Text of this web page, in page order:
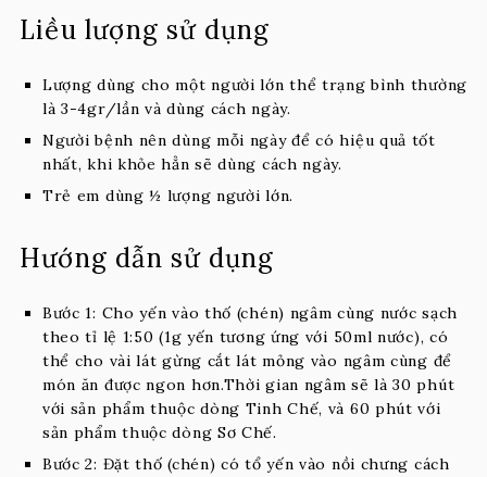
Liều lượng sử dụng
Lượng dùng cho một người lớn thể trạng bình thường
là 3-4gr/lần và dùng cách ngày.
Người bệnh nên dùng mỗi ngày để có hiệu quả tốt
nhất, khi khỏe hẳn sẽ dùng cách ngày.
Trẻ em dùng ½ lượng người lớn.
Hướng dẫn sử dụng
Bước 1: Cho yến vào thố (chén) ngâm cùng nước sạch
theo tỉ lệ 1:50 (1g yến tương ứng với 50ml nước), có
thể cho vài lát gừng cắt lát mỏng vào ngâm cùng để
món ăn được ngon hơn.Thời gian ngâm sẽ là 30 phút
với sản phẩm thuộc dòng Tinh Chế, và 60 phút với
sản phẩm thuộc dòng Sơ Chế.
Bước 2: Đặt thố (chén) có tổ yến vào nồi chưng cách